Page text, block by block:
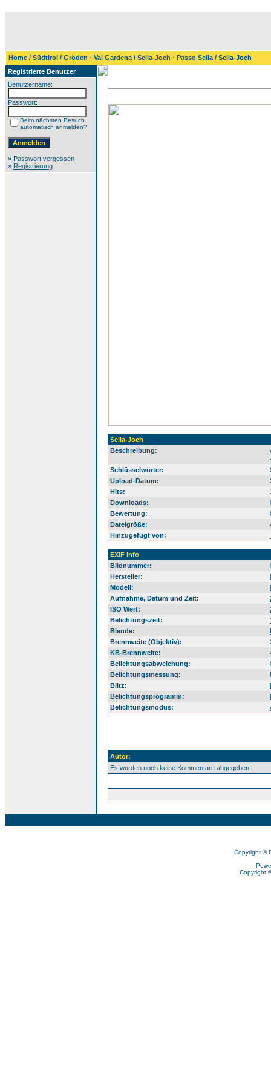
Home / Südtirol / Gröden · Val Gardena / Sella-Joch · Passo Sella / Sella-Joch
Registrierte Benutzer
Benutzername:
Passwort:
Beim nächsten Besuch
automatisch anmelden?
» Passwort vergessen
» Registrierung
Sella-Joch
Beschreibung:
Schlüsselwörter:
Upload-Datum:
Hits:
Downloads:
Bewertung:
Dateigröße:
Hinzugefügt von:
EXIF Info
Bildnummer:
Hersteller:
Modell:
Aufnahme, Datum und Zeit:
ISO Wert:
Belichtungszeit:
Blende:
Brennweite (Objektiv):
KB-Brennweite:
Belichtungsabweichung:
Belichtungsmessung:
Blitz:
Belichtungsprogramm:
Belichtungsmodus:
Autor:
Es wurden noch keine Kommentare abgegeben.
Copyright ©
Copyright